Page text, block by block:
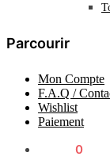
Parcourir
Mon Compte
F.A.Q /
Wishlist
Paiement
0